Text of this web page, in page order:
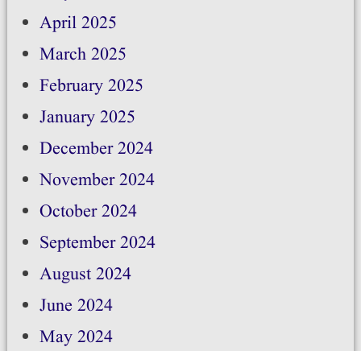
April 2025
March 2025
February 2025
January 2025
December 2024
November 2024
October 2024
September 2024
August 2024
June 2024
May 2024